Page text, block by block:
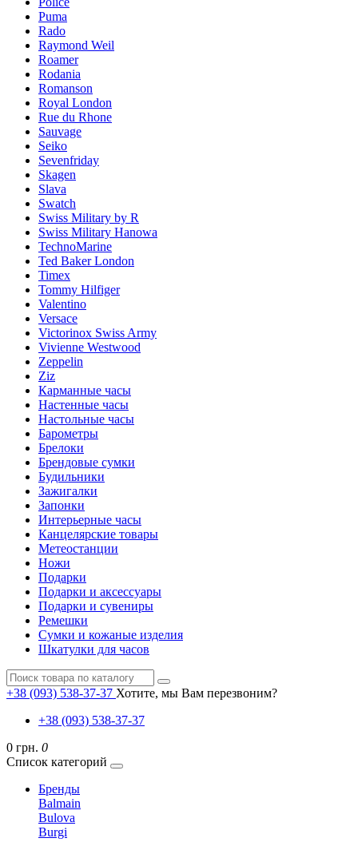
Puma
Rado
Raymond Weil
Roamer
Rodania
Romanson
Royal London
Rue du Rhone
Sauvage
Seiko
Sevenfriday
Skagen
Slava
Swatch
Swiss Military by R
Swiss Military Hanowa
TechnoMarine
Ted Baker London
Timex
Tommy Hilfiger
Valentino
Versace
Victorinox Swiss Army
Vivienne Westwood
Zeppelin
Ziz
Карманные часы
Настенные часы
Настольные часы
Барометры
Брелоки
Брендовые сумки
Будильники
Зажигалки
Запонки
Интерьерные часы
Канцелярские товары
Метеостанции
Ножи
Подарки
Подарки и аксессуары
Подарки и сувениры
Ремешки
Сумки и кожаные изделия
Шкатулки для часов
+38 (093) 538-37-37 Хотите, мы Вам перезвоним?
+38 (093) 538-37-37
0 грн. 0
Список категорий
Бренды
Balmain
Bulova
Burgi